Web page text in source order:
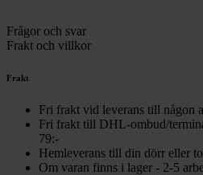
Frågor och svar
Frakt och villkor
Frakt
Fri frakt vid leverans till någon
Fri frakt till DHL-ombud/
79:-
Hemleverans till din dörr eller
Om varan finns i lager - 2-5